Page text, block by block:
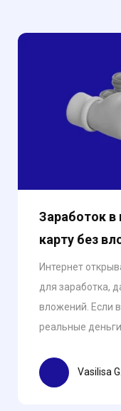
Заработок в
карту без
Интернет
для заработка,
вложений. Если
реальные деньги
Vasilisa G.